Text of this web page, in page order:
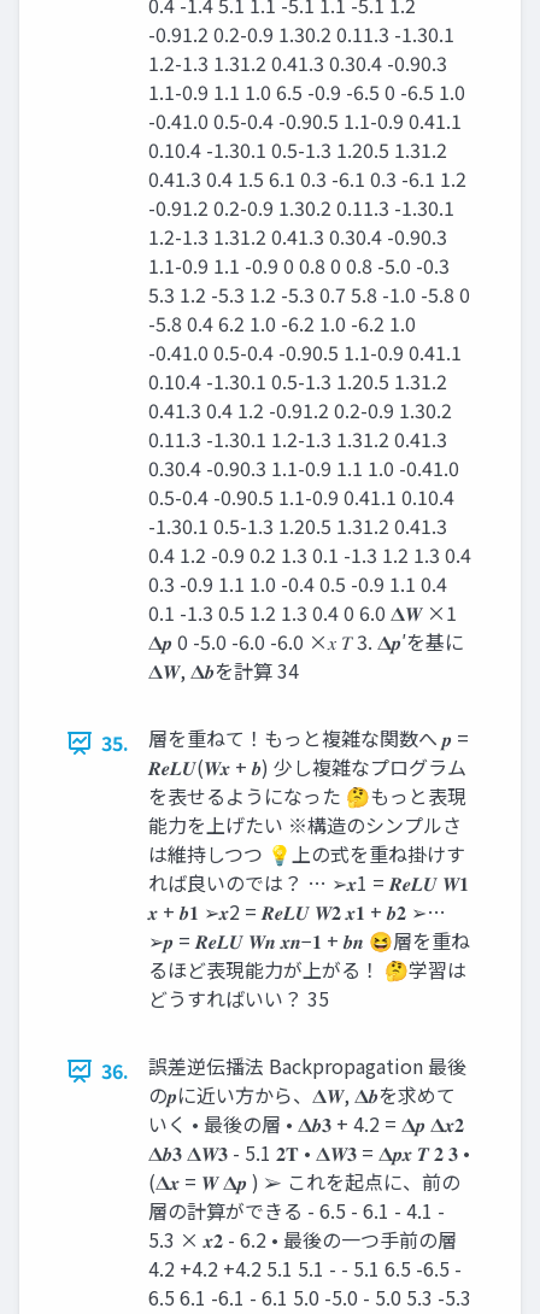
-0.91.2 0.2-0.9 1.30.2 0.11.3 -1.30.1
1.2-1.3 1.31.2 0.41.3 0.30.4 -0.90.3
1.1-0.9 1.1 1.0 6.5 -0.9 -6.5 0 -6.5 1.0
-0.41.0 0.5-0.4 -0.90.5 1.1-0.9 0.41.1
0.10.4 -1.30.1 0.5-1.3 1.20.5 1.31.2
0.41.3 0.4 1.5 6.1 0.3 -6.1 0.3 -6.1 1.2
-0.91.2 0.2-0.9 1.30.2 0.11.3 -1.30.1
1.2-1.3 1.31.2 0.41.3 0.30.4 -0.90.3
1.1-0.9 1.1 -0.9 0 0.8 0 0.8 -5.0 -0.3
5.3 1.2 -5.3 1.2 -5.3 0.7 5.8 -1.0 -5.8 0
-5.8 0.4 6.2 1.0 -6.2 1.0 -6.2 1.0
-0.41.0 0.5-0.4 -0.90.5 1.1-0.9 0.41.1
0.10.4 -1.30.1 0.5-1.3 1.20.5 1.31.2
0.41.3 0.4 1.2 -0.91.2 0.2-0.9 1.30.2
0.11.3 -1.30.1 1.2-1.3 1.31.2 0.41.3
0.30.4 -0.90.3 1.1-0.9 1.1 1.0 -0.41.0
0.5-0.4 -0.90.5 1.1-0.9 0.41.1 0.10.4
-1.30.1 0.5-1.3 1.20.5 1.31.2 0.41.3
0.4 1.2 -0.9 0.2 1.3 0.1 -1.3 1.2 1.3 0.4
0.3 -0.9 1.1 1.0 -0.4 0.5 -0.9 1.1 0.4
0.1 -1.3 0.5 1.2 1.3 0.4 0 6.0 𝚫𝑾 ×1
𝚫𝒑 0 -5.0 -6.0 -6.0 ×𝑥 𝑇 3. 𝚫𝒑′を基に
𝚫𝑾, 𝚫𝒃を計算 34
35.
層を重ねて！もっと複雑な関数へ 𝒑 =
𝑹𝒆𝑳𝑼(𝑾𝒙 + 𝒃) 少し複雑なプログラム
を表せるようになった 🤔もっと表現
能力を上げたい ※構造のシンプルさ
は維持しつつ 💡上の式を重ね掛けす
れば良いのでは？ … ➢𝒙1 = 𝑹𝒆𝑳𝑼 𝑾𝟏
𝒙 + 𝒃𝟏 ➢𝒙2 = 𝑹𝒆𝑳𝑼 𝑾𝟐 𝒙𝟏 + 𝒃𝟐 ➢…
➢𝒑 = 𝑹𝒆𝑳𝑼 𝑾𝒏 𝒙𝒏−𝟏 + 𝒃𝒏 😆層を重ね
るほど表現能力が上がる！ 🤔学習は
どうすればいい？ 35
36.
誤差逆伝播法 Backpropagation 最後
の𝒑に近い方から、𝚫𝑾, 𝚫𝒃を求めて
いく • 最後の層 • 𝚫𝒃𝟑 + 4.2 = 𝚫𝒑 𝚫𝒙𝟐
𝚫𝒃𝟑 𝚫𝑾𝟑 - 5.1 𝟐𝐓 • 𝚫𝑾𝟑 = 𝚫𝒑𝒙 𝑻 𝟐 𝟑 •
(𝚫𝒙 = 𝑾 𝚫𝒑 ) ➢ これを起点に、前の
層の計算ができる - 6.5 - 6.1 - 4.1 -
5.3 × 𝒙𝟐 - 6.2 • 最後の一つ手前の層
4.2 +4.2 +4.2 5.1 5.1 - - 5.1 6.5 -6.5 -
6.5 6.1 -6.1 - 6.1 5.0 -5.0 - 5.0 5.3 -5.3